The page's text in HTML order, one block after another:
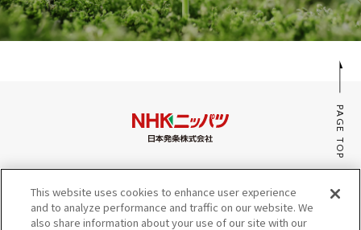
PAGE TOP
みんなのaiポータル
サイトマップ
プライバシーポリシー・Cookieポリシー
This website uses cookies to enhance user experience
and to analyze performance and traffic on our website. We
also share information about your use of our site with our